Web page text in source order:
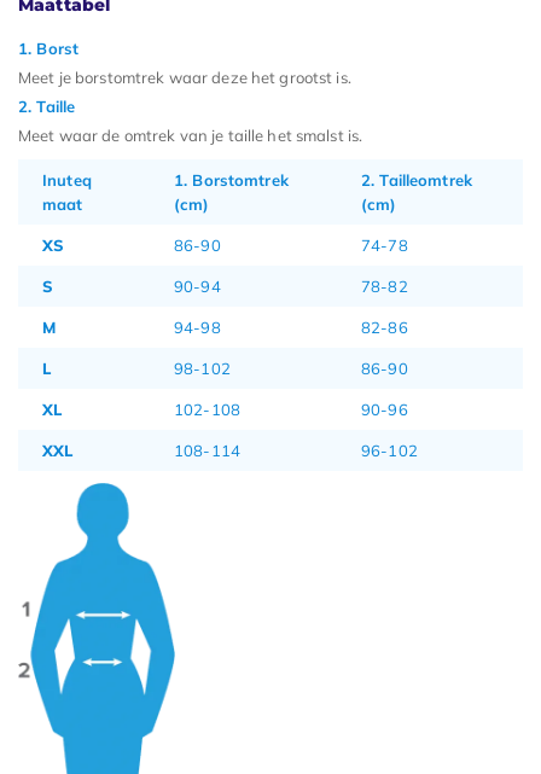
Maattabel
1. Borst
Meet je borstomtrek waar deze het grootst is.
2. Taille
Meet waar de omtrek van je taille het smalst is.
Inuteq
maat
1. Borstomtrek
(cm)
2. Tailleomtrek
(cm)
XS 86-90 74-78
S 90-94 78-82
M 94-98 82-86
L 98-102 86-90
XL 102-108 90-96
XXL 108-114 96-102